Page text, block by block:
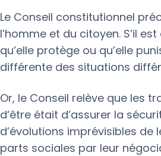
Le Conseil constitutionnel
l’homme et du citoyen. S’il
qu’elle protège ou qu’elle
différente des situations
Or, le Conseil relève que les
d’être était d’assurer la
d’évolutions imprévisibles
parts sociales par leur